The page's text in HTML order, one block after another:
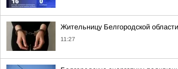
Жительницу Белгородской
11:27